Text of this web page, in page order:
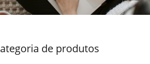
NEWS
de produtos